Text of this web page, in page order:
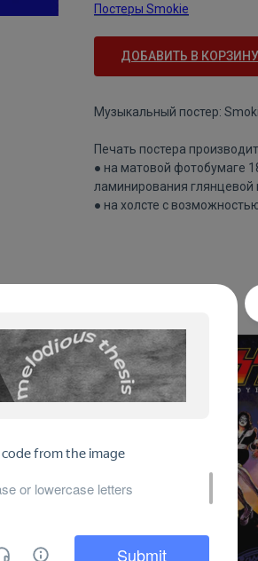
Постеры Smokie
ДОБАВИТЬ В КОРЗИНУ
Музыкальный постер:
Печать постера
● на матовой фотобумаге
ламинирования глянцевой
● на холсте с